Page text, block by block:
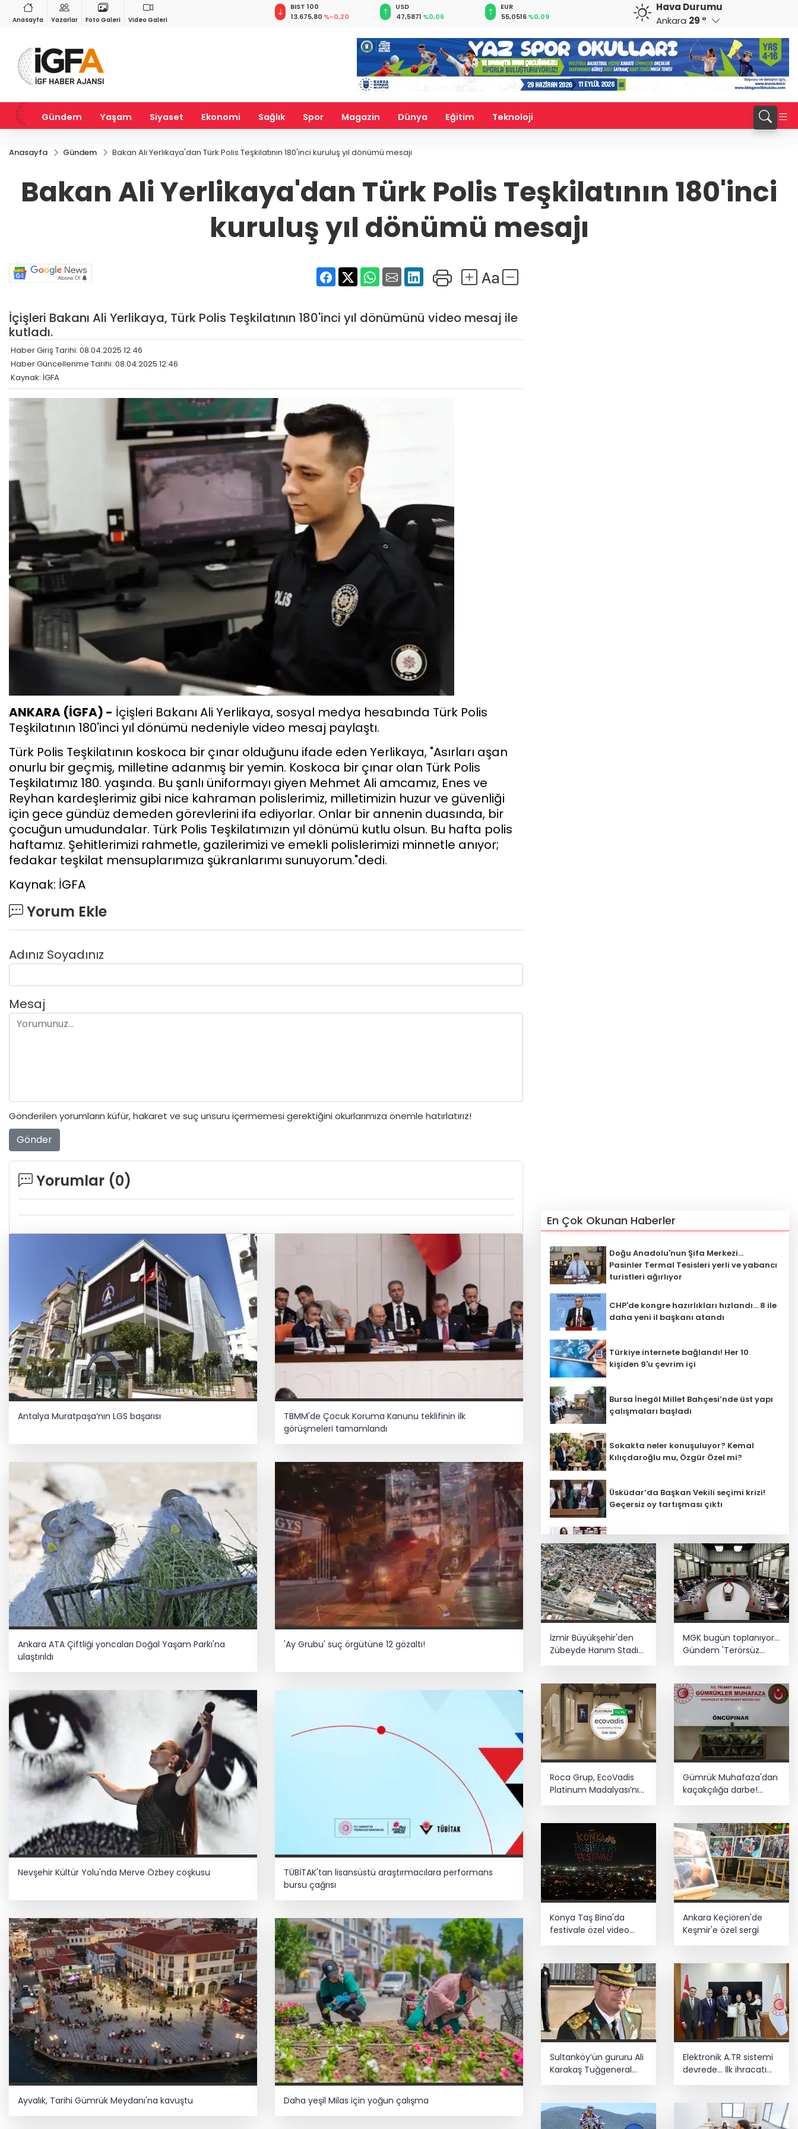
Anasayfa Yazarlar Foto Galeri Video Galeri
%0,37
0,0018%0,16
BIST 100
13.675,80 %-0,20
USD
47,5871 %0,06
EUR
55,0516 %0,09 %0,19
CHF
58,8367
Hava Durumu
Ankara 29 °
Gündem Yaşam Siyaset Ekonomi Sağlık Spor Magazin Dünya Eğitim Teknoloji
Anasayfa Gündem Bakan Ali Yerlikaya'dan Türk Polis Teşkilatının 180'inci kuruluş yıl dönümü mesajı
Bakan Ali Yerlikaya'dan Türk Polis Teşkilatının 180'inci
kuruluş yıl dönümü mesajı
İçişleri Bakanı Ali Yerlikaya, Türk Polis Teşkilatının 180'inci yıl dönümünü video mesaj ile
kutladı.
Haber Giriş Tarihi: 08.04.2025 12:46
Haber Güncellenme Tarihi: 08.04.2025 12:46
Kaynak: İGFA
ANKARA (İGFA) - İçişleri Bakanı Ali Yerlikaya, sosyal medya hesabında Türk Polis
Teşkilatının 180'inci yıl dönümü nedeniyle video mesaj paylaştı.
Türk Polis Teşkilatının koskoca bir çınar olduğunu ifade eden Yerlikaya, "Asırları aşan
onurlu bir geçmiş, milletine adanmış bir yemin. Koskoca bir çınar olan Türk Polis
Teşkilatımız 180. yaşında. Bu şanlı üniformayı giyen Mehmet Ali amcamız, Enes ve
Reyhan kardeşlerimiz gibi nice kahraman polislerimiz, milletimizin huzur ve güvenliği
için gece gündüz demeden görevlerini ifa ediyorlar. Onlar bir annenin duasında, bir
çocuğun umudundalar. Türk Polis Teşkilatımızın yıl dönümü kutlu olsun. Bu hafta polis
haftamız. Şehitlerimizi rahmetle, gazilerimizi ve emekli polislerimizi minnetle anıyor;
fedakar teşkilat mensuplarımıza şükranlarımı sunuyorum."dedi.
Kaynak: İGFA
Yorum Ekle
Adınız Soyadınız
Mesaj
Gönderilen yorumların küfür, hakaret ve suç unsuru içermemesi gerektiğini okurlarımıza önemle hatırlatırız!
Gönder
Yorumlar (0)
Antalya Muratpaşa’nın LGS başarısı
TBMM'de Çocuk Koruma Kanunu teklifinin ilk
görüşmeleri tamamlandı
Ankara ATA Çiftliği yoncaları Doğal Yaşam Parkı'na
ulaştırıldı
'Ay Grubu' suç örgütüne 12 gözaltı!
Nevşehir Kültür Yolu'nda Merve Özbey coşkusu
TÜBİTAK'tan lisansüstü araştırmacılara performans
bursu çağrısı
Ayvalık, Tarihi Gümrük Meydanı'na kavuştu Daha yeşil Milas için yoğun çalışma
En Çok Okunan Haberler
Doğu Anadolu'nun Şifa Merkezi...
Pasinler Termal Tesisleri yerli ve yabancı
turistleri ağırlıyor
CHP'de kongre hazırlıkları hızlandı... 8 ile
daha yeni il başkanı atandı
Türkiye internete bağlandı! Her 10
kişiden 9'u çevrim içi
Bursa İnegöl Millet Bahçesi’nde üst yapı
çalışmaları başladı
Sokakta neler konuşuluyor? Kemal
Kılıçdaroğlu mu, Özgür Özel mi?
Üsküdar’da Başkan Vekili seçimi krizi!
Geçersiz oy tartışması çıktı
açıklandı
Başkan Aydın, Osmangazi Doğancı’da
talepleri dinledi
Üsküdar’da seçimi CHP’nin adayı Sibel
Tan Çetinkaya kazandı
adım: "Büyük Aile Platformu" kuruldu
İzmir Büyükşehir'den
Zübeyde Hanım Stadı
MGK bugün toplanıyor...
Gündem 'Terörsüz
Roca Grup, EcoVadis
Platinum Madalyası’nı
üst üste ikinci kez
Gümrük Muhafaza'dan
kaçakçılığa darbe!
2026'da 58 bin 519 canlı
Konya Taş Bina'da
festivale özel video
Ankara Keçiören'de
Keşmir'e özel sergi
Sultanköy’ün gururu Ali
Karakaş Tuğgeneral
oldu
Elektronik A.TR sistemi
devrede... İlk ihracatı
kadın girişimci